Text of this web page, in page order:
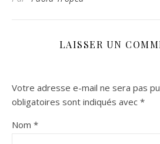
LAISSER UN
Votre adresse e-mail ne sera pas
obligatoires sont indiqués avec *
Nom *